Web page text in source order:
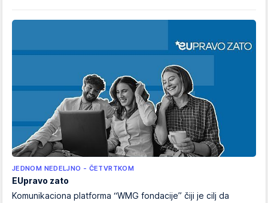
JEDNOM NEDELJNO - ČETVRTKOM
EUpravo zato
Komunikaciona platforma “WMG fondacije” čiji je cilj da